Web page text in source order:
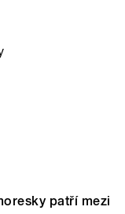
patří mezi